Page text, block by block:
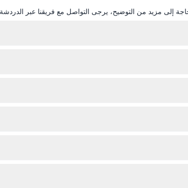
إلى مزيد من التوضيح، يرجى التواصل مع فريقنا عبر الدردشة